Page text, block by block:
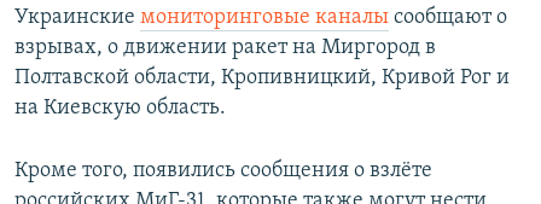
Украинские мониторинговые каналы сообщают о
взрывах, о движении ракет на Миргород в
Полтавской области, Кропивницкий, Кривой Рог и
на Киевскую область.
Кроме того, появились сообщения о взлёте